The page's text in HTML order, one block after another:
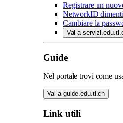
Registrare un
NetworkID
Cambiare la
Vai a
Guide
Nel portale trovi come
Vai a guide.edu.ti.ch
Link utili